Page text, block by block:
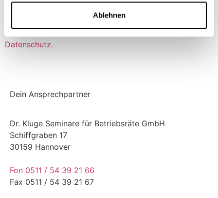
Ablehnen
Selbstverständlich behandeln wir Deine Anfrage streng
vertraulich. Hier findest Du unsere Hinweise zum
Datenschutz.
Dein Ansprechpartner
Dr. Kluge Seminare für Betriebsräte GmbH
Schiffgraben 17
30159 Hannover
Fon 0511 / 54 39 21 66
Fax 0511 / 54 39 21 67